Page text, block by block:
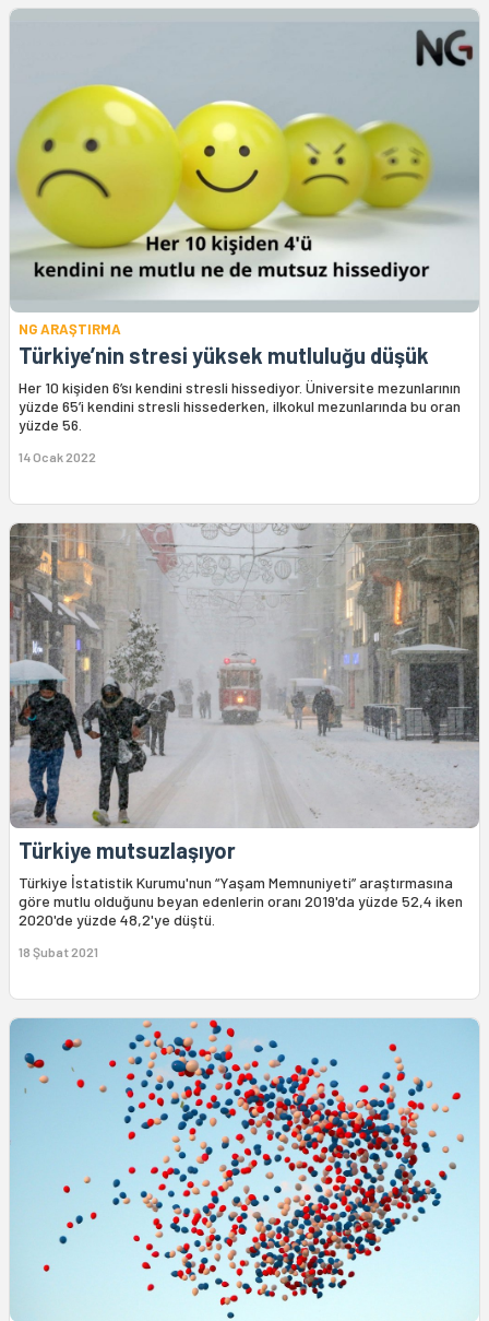
NG ARAŞTIRMA
Türkiye’nin stresi yüksek mutluluğu düşük
Her 10 kişiden 6’sı kendini stresli hissediyor. Üniversite mezunlarının
yüzde 65’i kendini stresli hissederken, ilkokul mezunlarında bu oran
yüzde 56.
14 Ocak 2022
Türkiye mutsuzlaşıyor
Türkiye İstatistik Kurumu'nun “Yaşam Memnuniyeti” araştırmasına
göre mutlu olduğunu beyan edenlerin oranı 2019'da yüzde 52,4 iken
2020'de yüzde 48,2'ye düştü.
18 Şubat 2021